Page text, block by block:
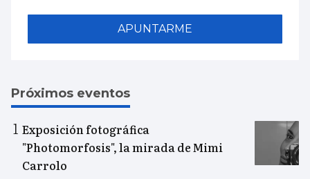
APUNTARME
Próximos eventos
Exposición fotográfica
"Photomorfosis", la mirada de Mimi
Carrolo